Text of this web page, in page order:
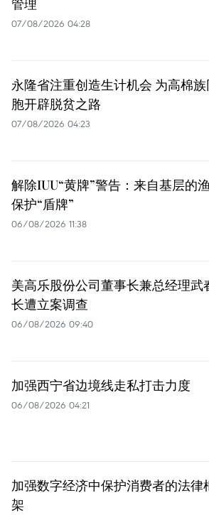
管理
07/08/2026 04:28
永隆省注重创造生计机会 为高棉族
胞开辟脱贫之路
07/08/2026 04:23
解除IUU“黄牌”警告：来自基层的
保护“盾牌”
06/08/2026 11:38
美高乐股份公司董事长兼总经理武
长遭立案调查
06/08/2026 09:40
加强西宁省边境线走私打击力度
06/08/2026 04:21
加强数字经济中保护消费者的法律
架